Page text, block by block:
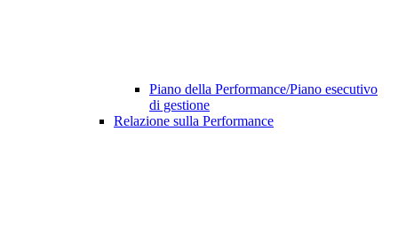
Piano della Performance/Piano esecutivo
di gestione
Relazione sulla Performance